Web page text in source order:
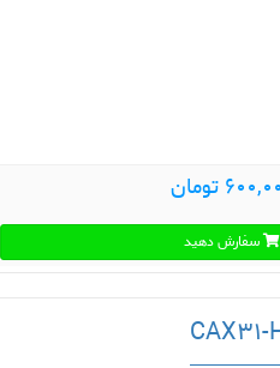
تومان
سفارش دهید